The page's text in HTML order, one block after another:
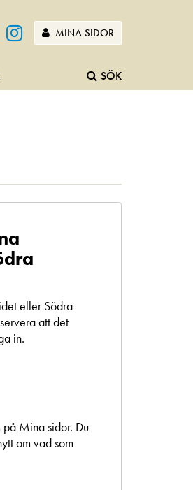
MINA SIDOR
SÖK
eller Södra
att det
in.
på Mina sidor. Du
om vad som